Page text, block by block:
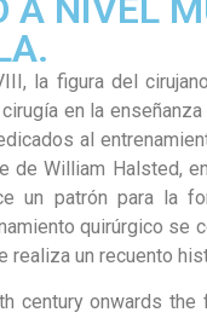
A NIVEL
la figura del
en la
al
de William Halsted,
un patrón para la
quirúrgico se
realiza un recuento
century onwards